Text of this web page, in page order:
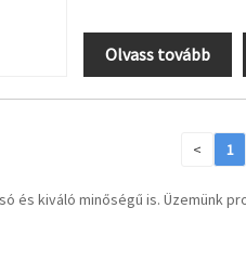
Olvass tovább
< 1
és kiváló minőségű is. Üzemünk